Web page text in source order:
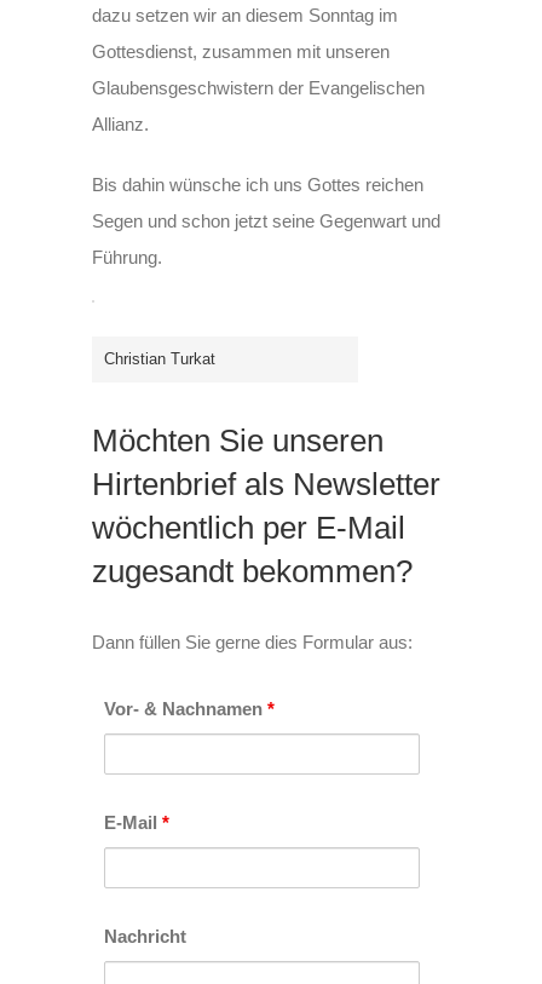
dazu setzen wir an diesem Sonntag im
Gottesdienst, zusammen mit unseren
Glaubensgeschwistern der Evangelischen
Allianz.
Bis dahin wünsche ich uns Gottes reichen
Segen und schon jetzt seine Gegenwart und
Führung.
Christian Turkat
Möchten Sie unseren
Hirtenbrief als Newsletter
wöchentlich per E-Mail
zugesandt bekommen?
Dann füllen Sie gerne dies Formular aus:
Vor- & Nachnamen*
E-Mail*
Nachricht